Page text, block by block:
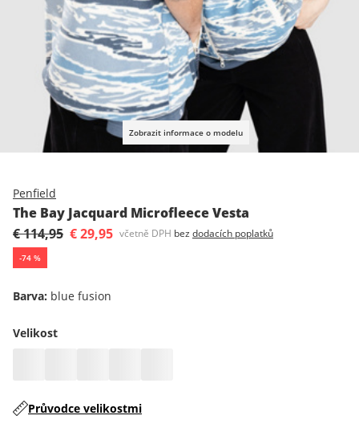
Zobrazit informace o modelu
Penfield
The Bay Jacquard Microfleece Vesta
€ 114,95 € 29,95 včetně DPH bez dodacích poplatků
-74 %
Barva: blue fusion
Velikost
Průvodce velikostmi